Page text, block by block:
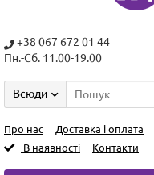
+38 067 672 01 44
Пн.-Сб. 11.00-19.00
Всюди
Про нас Доставка і оплата
В наявності
Контакти